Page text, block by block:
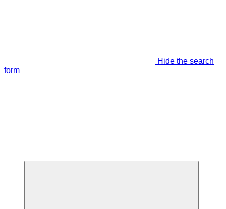
Hide the search
form